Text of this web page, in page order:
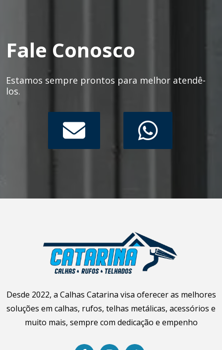
Fale Conosco
Estamos sempre prontos para melhor atendê-
los.
Desde 2022, a Calhas Catarina visa oferecer as melhores
soluções em calhas, rufos, telhas metálicas, acessórios e
muito mais, sempre com dedicação e empenho